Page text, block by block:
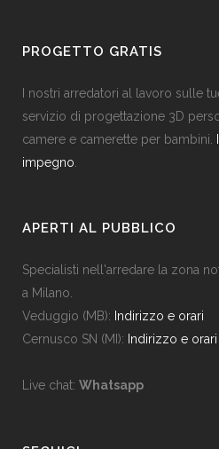
PROGETTO GRATIS
I nostri arredatori al lavoro sulle
servizio di progettazione 3D
camere e camerette per bambini.
impegno
APERTI AL PUBBLICO
Specialisti nell'arredare la zona
a Milano.
Veduggio (MB): Indirizzo e orari
Cernusco SN (MI): Indirizzo e orari
Live chat: Whatsapp